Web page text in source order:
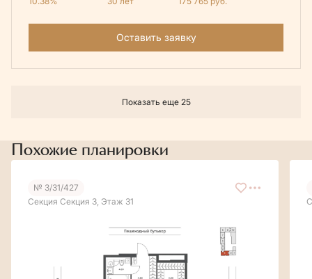
Оставить заявку
Показать еще 25
Похожие планировки
№ 3/31/427
Секция Секция 3, Этаж 31